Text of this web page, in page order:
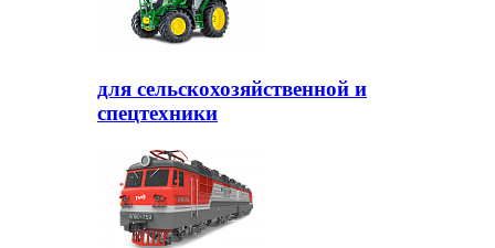
для сельскохозяйственной и
спецтехники